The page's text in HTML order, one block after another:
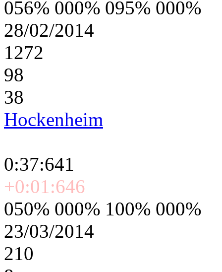
056% 000% 095% 000%
28/02/2014
1272
98
38
Hockenheim
0:37:641
+0:01:646
050% 000% 100% 000%
23/03/2014
210